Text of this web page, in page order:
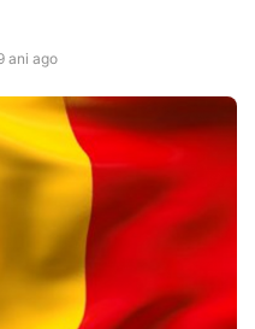
ani ago